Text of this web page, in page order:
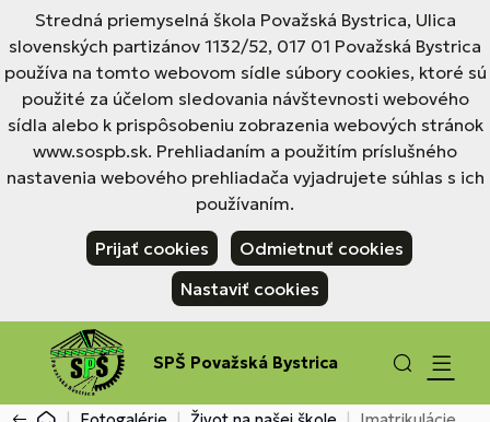
Stredná priemyselná škola Považská Bystrica, Ulica
slovenských partizánov 1132/52, 017 01 Považská Bystrica
používa na tomto webovom sídle súbory cookies, ktoré sú
použité za účelom sledovania návštevnosti webového
sídla alebo k prispôsobeniu zobrazenia webových stránok
www.sospb.sk. Prehliadaním a použitím príslušného
nastavenia webového prehliadača vyjadrujete súhlas s ich
používaním.
Prijať cookies
Odmietnuť cookies
Nastaviť cookies
SPŠ Považská Bystrica